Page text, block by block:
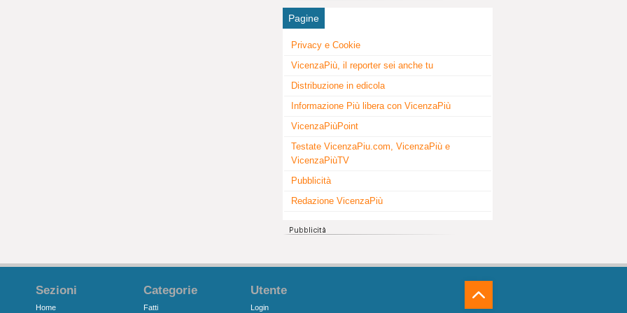
Pagine
Privacy e Cookie
VicenzaPiù, il reporter sei anche tu
Distribuzione in edicola
Informazione Più libera con VicenzaPiù
VicenzaPiùPoint
Testate VicenzaPiu.com, VicenzaPiù e
VicenzaPiùTV
Pubblicità
Redazione VicenzaPiù
Sezioni
Home
Categorie
Fatti
Utente
Login